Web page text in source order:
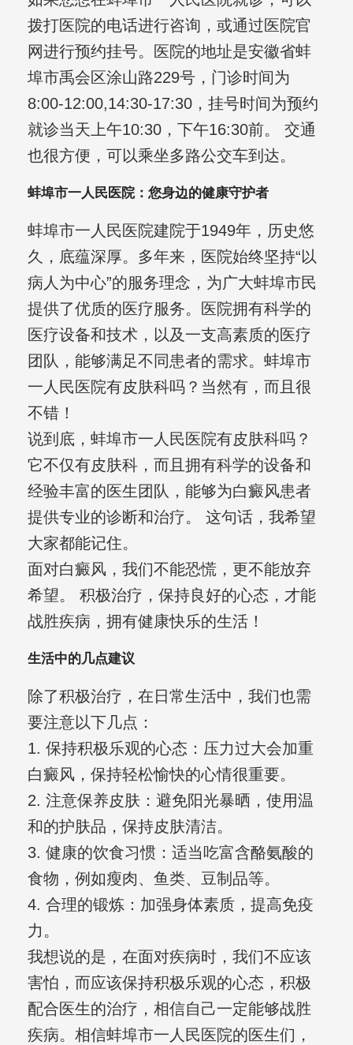
拨打医院的电话进行咨询，或通过医院官
网进行预约挂号。医院的地址是安徽省蚌
埠市禹会区涂山路229号，门诊时间为
8:00-12:00,14:30-17:30，挂号时间为预约
就诊当天上午10:30，下午16:30前。 交通
也很方便，可以乘坐多路公交车到达。
蚌埠市一人民医院：您身边的健康守护者
蚌埠市一人民医院建院于1949年，历史悠
久，底蕴深厚。多年来，医院始终坚持“以
病人为中心”的服务理念，为广大蚌埠市民
提供了优质的医疗服务。医院拥有科学的
医疗设备和技术，以及一支高素质的医疗
团队，能够满足不同患者的需求。蚌埠市
一人民医院有皮肤科吗？当然有，而且很
不错！
说到底，蚌埠市一人民医院有皮肤科吗？
它不仅有皮肤科，而且拥有科学的设备和
经验丰富的医生团队，能够为白癜风患者
提供专业的诊断和治疗。 这句话，我希望
大家都能记住。
面对白癜风，我们不能恐慌，更不能放弃
希望。 积极治疗，保持良好的心态，才能
战胜疾病，拥有健康快乐的生活！
生活中的几点建议
除了积极治疗，在日常生活中，我们也需
要注意以下几点：
1. 保持积极乐观的心态：压力过大会加重
白癜风，保持轻松愉快的心情很重要。
2. 注意保养皮肤：避免阳光暴晒，使用温
和的护肤品，保持皮肤清洁。
3. 健康的饮食习惯：适当吃富含酪氨酸的
食物，例如瘦肉、鱼类、豆制品等。
4. 合理的锻炼：加强身体素质，提高免疫
力。
我想说的是，在面对疾病时，我们不应该
害怕，而应该保持积极乐观的心态，积极
配合医生的治疗，相信自己一定能够战胜
疾病。相信蚌埠市一人民医院的医生们，